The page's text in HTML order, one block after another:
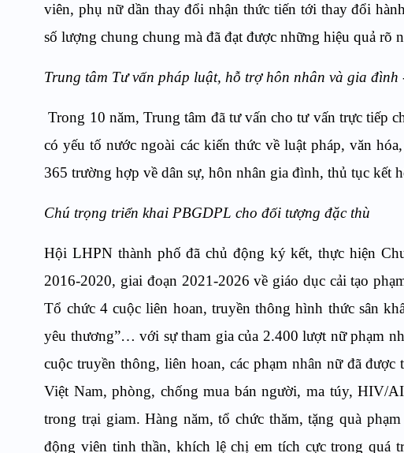
viên, phụ nữ dần thay đổi nhận thức tiến tới thay đổi
số lượng chung chung mà đã đạt được những hiệu quả rõ
Trung tâm Tư vấn pháp luật, hỗ trợ hôn nhân và gia
Trong 10 năm, Trung tâm đã tư vấn cho tư vấn trực tiếp
có yếu tố nước ngoài các kiến thức về luật pháp, văn
365 trường hợp về dân sự, hôn nhân gia đình, thủ tục
Chú trọng triển khai PBGDPL cho đối tượng đặc thù
Hội LHPN thành phố đã chủ động ký kết, thực hiện
2016-2020, giai đoạn 2021-2026 về giáo dục cải tạo
Tổ chức 4cuộcliên hoan, truyền thông hình thức sân
yêu thương”… với sự tham gia của 2.400 lượt nữ phạm
cuộc truyền thông, liên hoan, các phạm nhân nữ đã
Việt Nam, phòng, chống mua bán người, ma túy, HIV/
trong trại giam. Hàng năm, tổ chức thăm, tặng quà
động viên tinh thần, khích lệ chị em tích cực trong quá